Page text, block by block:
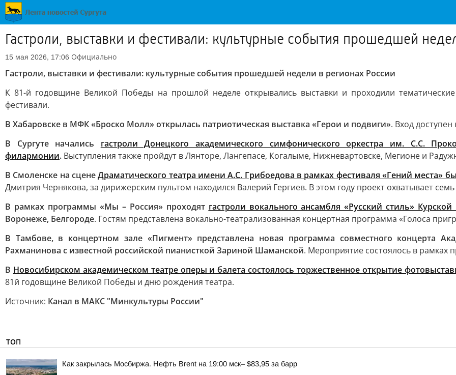
Гастроли, выставки и фестивали: культурные события прошедшей
15 мая 2026, 17:06 Официально
Гастроли, выставки и фестивали: культурные события прошедшей недели в регионах России
К 81-й годовщине Великой Победы на прошлой неделе открывались выставки и проходили
фестивали.
В Хабаровске в МФК «Броско Молл» открылась патриотическая выставка «Герои и подвиги». Вход
В Сургуте начались гастроли Донецкого академического симфонического оркестра им. С.С.
филармонии. Выступления также пройдут в Лянторе, Лангепасе, Когалыме, Нижневартовске, Мегионе и
В Смоленске на сценеДраматического театра имени А.С. Грибоедова в рамках фестиваля «Гений места»
Дмитрия Чернякова, за дирижерским пультом находился Валерий Гергиев. В этом году проект охватывает
В рамках программы «Мы – Россия» проходят гастроли вокального ансамбля «Русский стиль»
Воронеже, Белгороде. Гостям представлена вокально-театрализованная концертная программа «Голоса
В Тамбове, в концертном зале «Пигмент» представлена новая программа совместного концерта
Рахманинова с известной российской пианисткой Зариной Шаманской. Мероприятие состоялось в рамках
В Новосибирском академическом театре оперы и балета состоялось торжественное открытие
81й годовщине Великой Победы и дню рождения театра.
Источник: Канал в МАКС "Минкультуры России"
ТОП
Как закрылась Мосбиржа. Нефть Brent на 19:00 мск– $83,95 за барр